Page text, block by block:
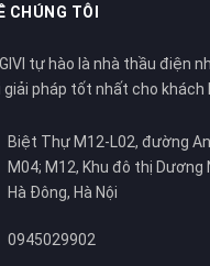
CHÚNG TÔI
tự hào là nhà thầu điện
giải pháp tốt nhất cho khách
Biệt Thự M12-L02, đường
M04; M12, Khu đô thị Dương
Hà Đông, Hà Nội
0945029902